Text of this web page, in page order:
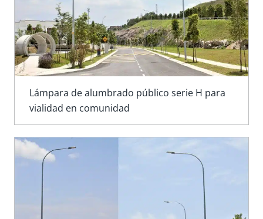
Lámpara de alumbrado público serie H para
vialidad en comunidad